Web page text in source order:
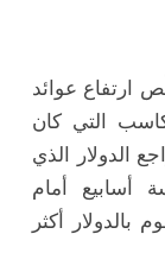
ارتفاع عوائد
التي كان
الدولار الذي
أمام
بالدولار أكثر